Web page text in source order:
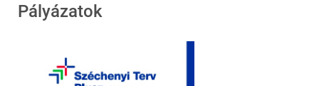
Pályázatok